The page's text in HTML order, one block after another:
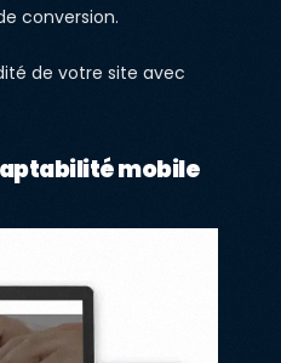
conversion.
de votre site avec
mobile